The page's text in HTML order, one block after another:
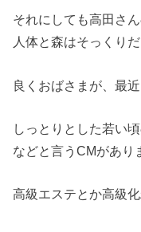
それにしても高田さ
人体と森はそっくり
良くおばさまが、最
しっとりとした若い
などと言うCMがあり
高級エステとか高級